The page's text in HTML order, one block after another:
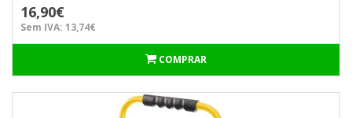
16,90€
Sem IVA: 13,74€
COMPRAR